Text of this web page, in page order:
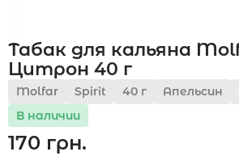
Укр
Табак для кальяна
Цитрон 40 г
Molfar Spirit 40 г Апельсин
В наличии
170 грн.